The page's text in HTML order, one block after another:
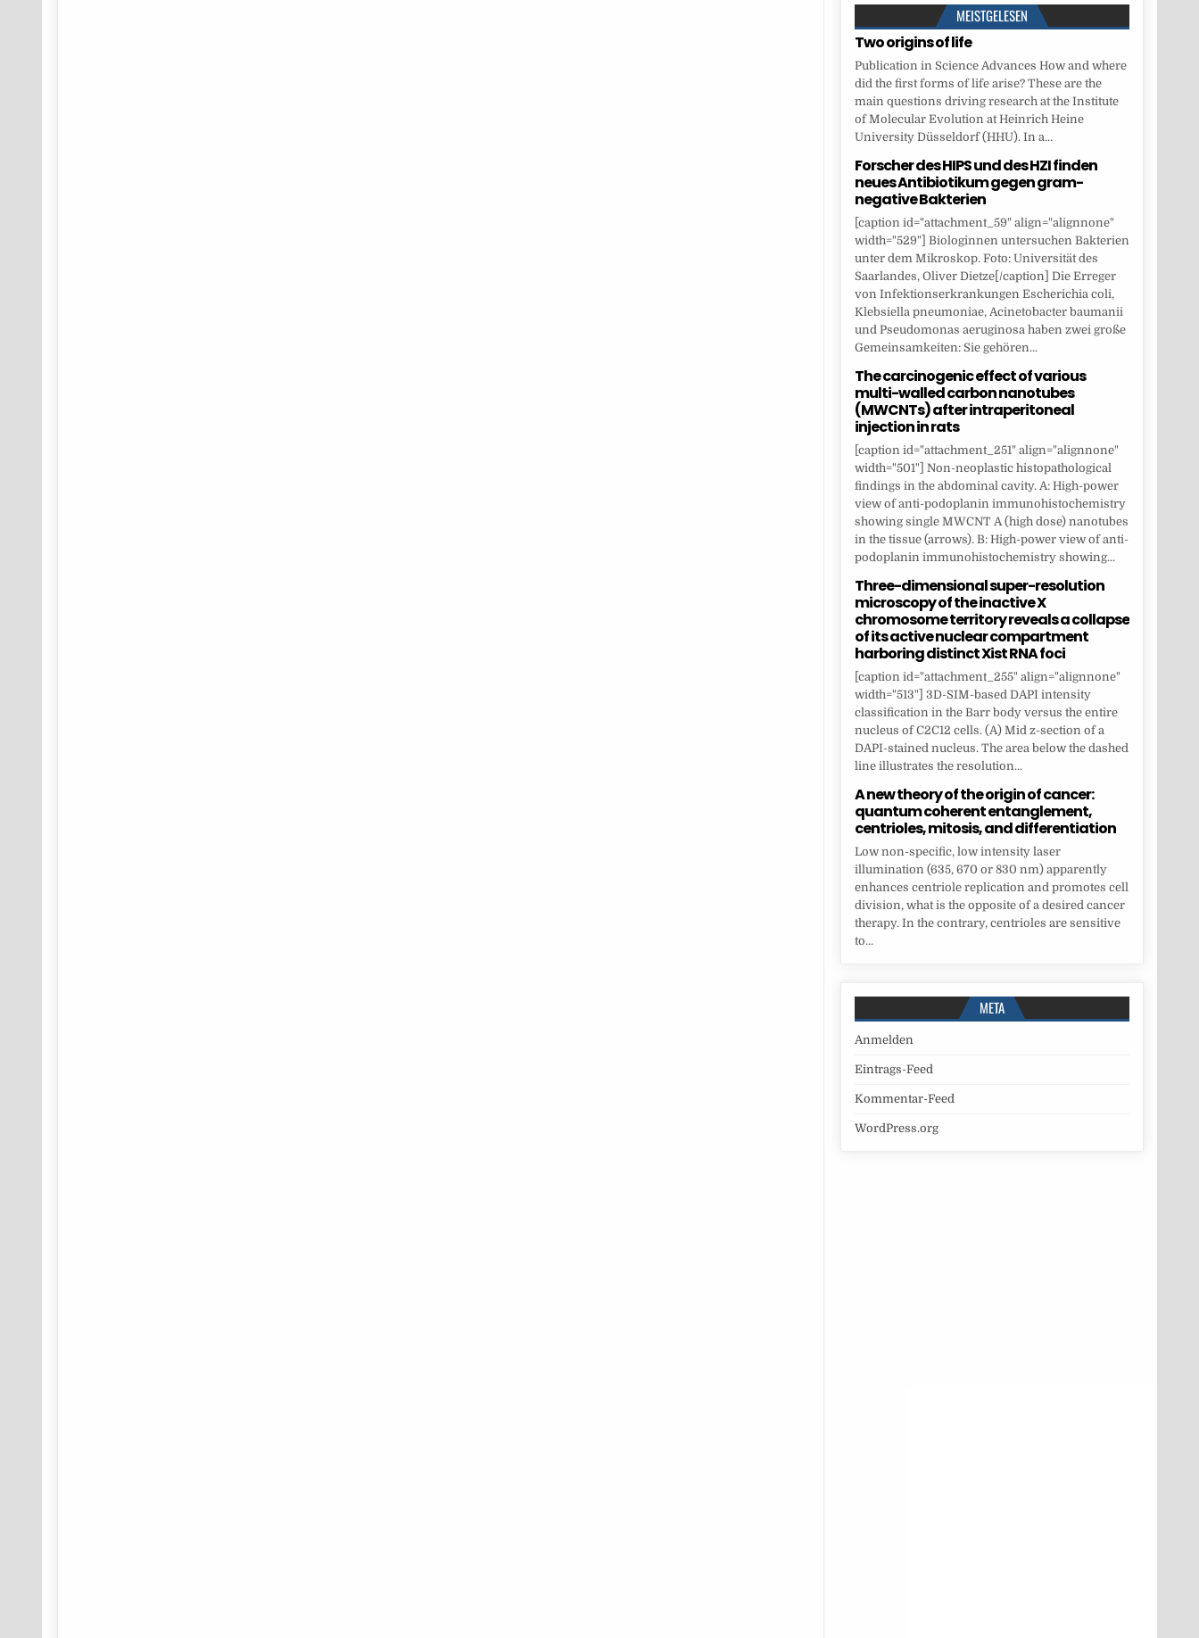
MEISTGELESEN
Two origins of life
Publication in Science Advances How and where
did the first forms of life arise? These are the
main questions driving research at the Institute
of Molecular Evolution at Heinrich Heine
University Düsseldorf (HHU). In a...
Forscher des HIPS und des HZI finden
neues Antibiotikum gegen gram-
negative Bakterien
[caption id="attachment_59" align="alignnone"
width="529"] Biologinnen untersuchen Bakterien
unter dem Mikroskop. Foto: Universität des
Saarlandes, Oliver Dietze[/caption] Die Erreger
von Infektionserkrankungen Escherichia coli,
Klebsiella pneumoniae, Acinetobacter baumanii
und Pseudomonas aeruginosa haben zwei große
Gemeinsamkeiten: Sie gehören...
The carcinogenic effect of various
multi-walled carbon nanotubes
(MWCNTs) after intraperitoneal
injection in rats
[caption id="attachment_251" align="alignnone"
width="501"] Non-neoplastic histopathological
findings in the abdominal cavity. A: High-power
view of anti-podoplanin immunohistochemistry
showing single MWCNT A (high dose) nanotubes
in the tissue (arrows). B: High-power view of anti-
podoplanin immunohistochemistry showing...
Three-dimensional super-resolution
microscopy of the inactive X
chromosome territory reveals a collapse
of its active nuclear compartment
harboring distinct Xist RNA foci
[caption id="attachment_255" align="alignnone"
width="513"] 3D-SIM-based DAPI intensity
classification in the Barr body versus the entire
nucleus of C2C12 cells. (A) Mid z-section of a
DAPI-stained nucleus. The area below the dashed
line illustrates the resolution...
A new theory of the origin of cancer:
quantum coherent entanglement,
centrioles, mitosis, and differentiation
Low non-specific, low intensity laser
illumination (635, 670 or 830 nm) apparently
enhances centriole replication and promotes cell
division, what is the opposite of a desired cancer
therapy. In the contrary, centrioles are sensitive
to...
META
Anmelden
Eintrags-Feed
Kommentar-Feed
WordPress.org